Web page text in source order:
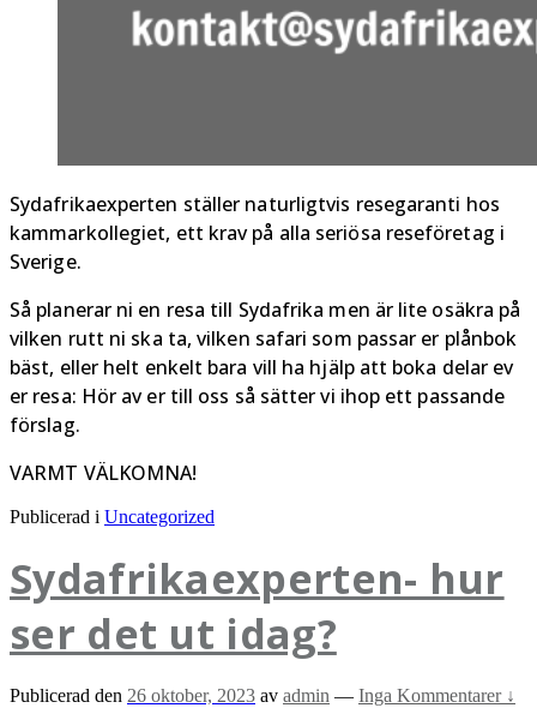
Sydafrikaexperten ställer naturligtvis resegaranti hos
kammarkollegiet, ett krav på alla seriösa reseföretag i
Sverige.
Så planerar ni en resa till Sydafrika men är lite osäkra på
vilken rutt ni ska ta, vilken safari som passar er plånbok
bäst, eller helt enkelt bara vill ha hjälp att boka delar ev
er resa: Hör av er till oss så sätter vi ihop ett passande
förslag.
VARMT VÄLKOMNA!
Publicerad i Uncategorized
Sydafrikaexperten- hur
ser det ut idag?
Publicerad den 26 oktober, 2023 av admin — Inga Kommentarer ↓